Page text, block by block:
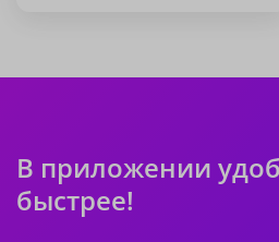
В приложении
быстрее!